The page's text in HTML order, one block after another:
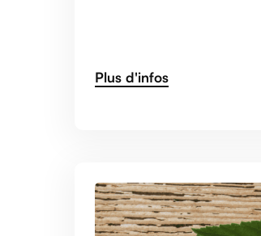
Plus d'infos